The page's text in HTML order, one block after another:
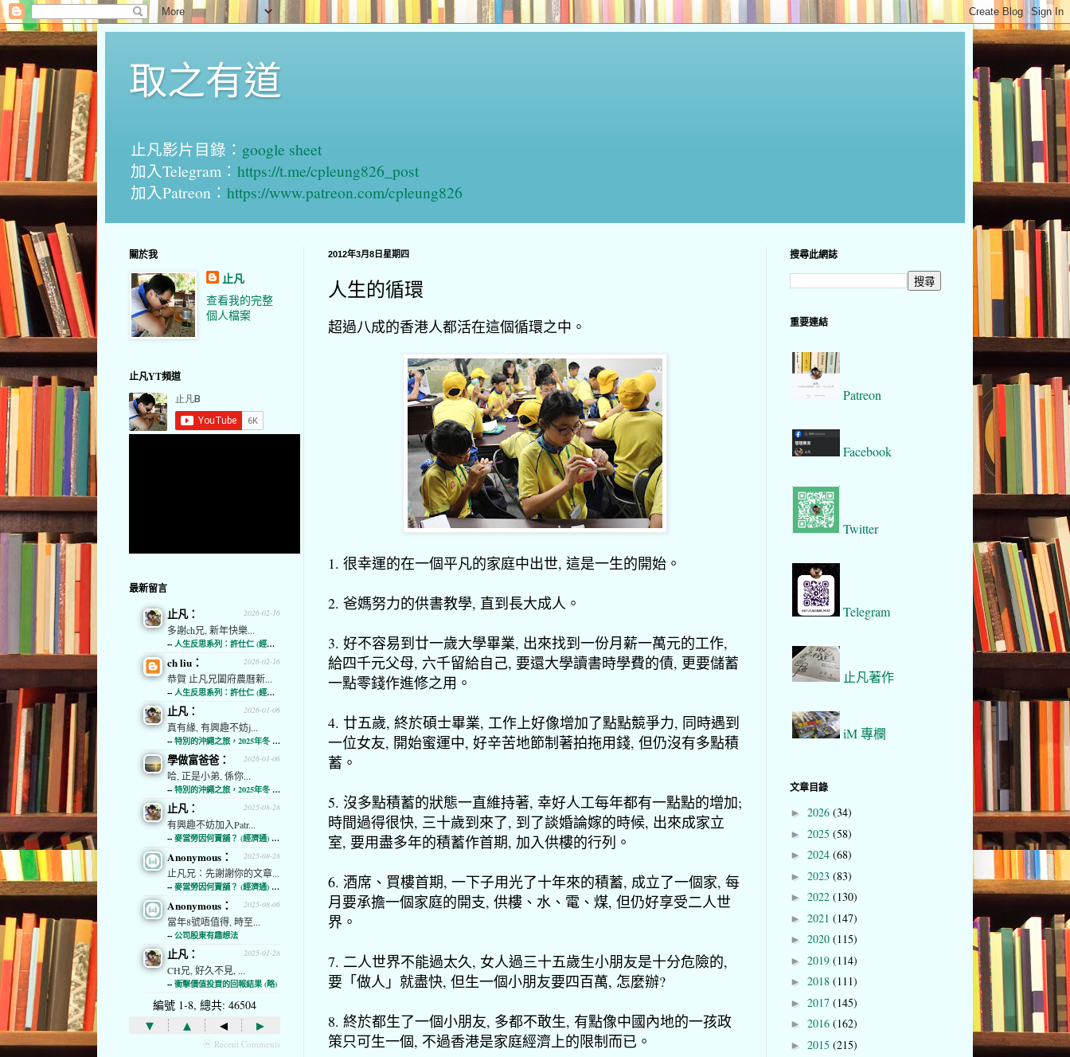
取之有道
止凡影片目錄： google sheet
加入Telegram： https://t.me/cpleung826_post
加入Patreon： https://www.patreon.com/cpleung826
2012年3月8日星期四
人生的循環
超過八成的香港人都活在這個循環之中。
1. 很幸運的在一個平凡的家庭中出世, 這是一生的開始。
2. 爸媽努力的供書教學, 直到長大成人。
3. 好不容易到廿一歲大學畢業, 出來找到一份月薪一萬元的工作,
給四千元父母, 六千留給自己, 要還大學讀書時學費的債, 更要儲蓄
一點零錢作進修之用。
4. 廿五歲, 終於碩士畢業, 工作上好像增加了點點競爭力, 同時遇到
一位女友, 開始蜜運中, 好辛苦地節制著拍拖用錢, 但仍沒有多點積
蓄。
5. 沒多點積蓄的狀態一直維持著, 幸好人工每年都有一點點的增加;
時間過得很快, 三十歲到來了, 到了談婚論嫁的時候, 出來成家立
室, 要用盡多年的積蓄作首期, 加入供樓的行列。
6. 酒席、買樓首期, 一下子用光了十年來的積蓄, 成立了一個家, 每
月要承擔一個家庭的開支, 供樓、水、電、煤, 但仍好享受二人世
界。
7. 二人世界不能過太久, 女人過三十五歲生小朋友是十分危險的,
要「做人」就盡快, 但生一個小朋友要四百萬, 怎麼辦?
8. 終於都生了一個小朋友, 多都不敢生, 有點像中國內地的一孩政
策只可生一個, 不過香港是家庭經濟上的限制而已。
關於我
止凡
查看我的完整
個人檔案
止凡YT頻道
最新留言
2026-02-16
止凡：
多謝ch兄, 新年快樂...
-- 人生反思系列：許仕仁 (經濟通)
2026-02-16
ch liu：
恭賀 止凡兄闔府農曆新...
-- 人生反思系列：許仕仁 (經濟通)
2026-01-06
止凡：
真有緣, 有興趣不妨j...
-- 特別的沖繩之旅，2025年冬 (經濟通)
2026-01-06
學做富爸爸：
哈, 正是小弟, 係你...
-- 特別的沖繩之旅，2025年冬 (經濟通)
2025-08-28
止凡：
有興趣不妨加入Patr...
-- 麥當勞因何賣舖？ (經濟通) (略)
2025-08-28
Anonymous：
止凡兄：先謝謝你的文章...
-- 麥當勞因何賣舖？ (經濟通) (略)
2025-08-06
Anonymous：
當年8號唔值得, 時至...
-- 公司股東有趣想法
2025-01-28
止凡：
CH兄, 好久不見, ...
-- 衝擊價值投資的回報結果 (略)
編號 1-8, 總共: 46504
▾ ▴ ◂ ▸
ⓦ Recent Comments
搜尋此網誌
重要連結
Patreon
Facebook
Twitter
Telegram
止凡著作
iM 專欄
文章目錄
► 2026 (34)
► 2025 (58)
► 2024 (68)
► 2023 (83)
► 2022 (130)
► 2021 (147)
► 2020 (115)
► 2019 (114)
► 2018 (111)
► 2017 (145)
► 2016 (162)
► 2015 (215)